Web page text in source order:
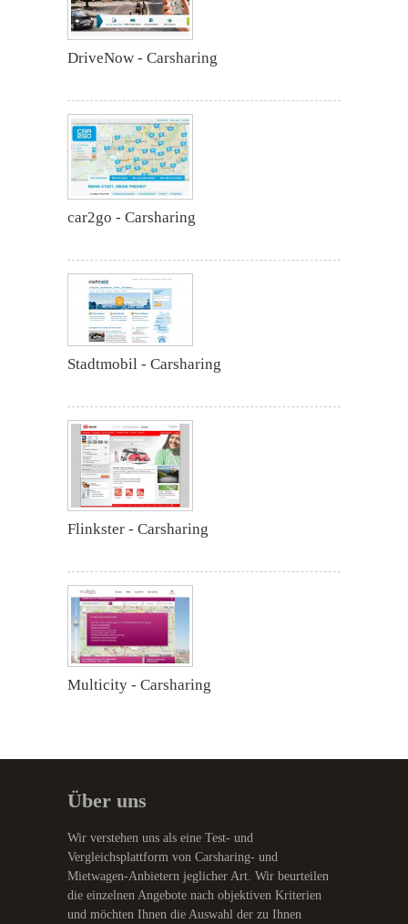
DriveNow - Carsharing
car2go - Carsharing
Stadtmobil - Carsharing
Flinkster - Carsharing
Multicity - Carsharing
Über uns
Wir verstehen uns als eine Test- und
Vergleichsplattform von Carsharing- und
Mietwagen-Anbietern jeglicher Art. Wir beurteilen
die einzelnen Angebote nach objektiven Kriterien
und möchten Ihnen die Auswahl der zu Ihnen